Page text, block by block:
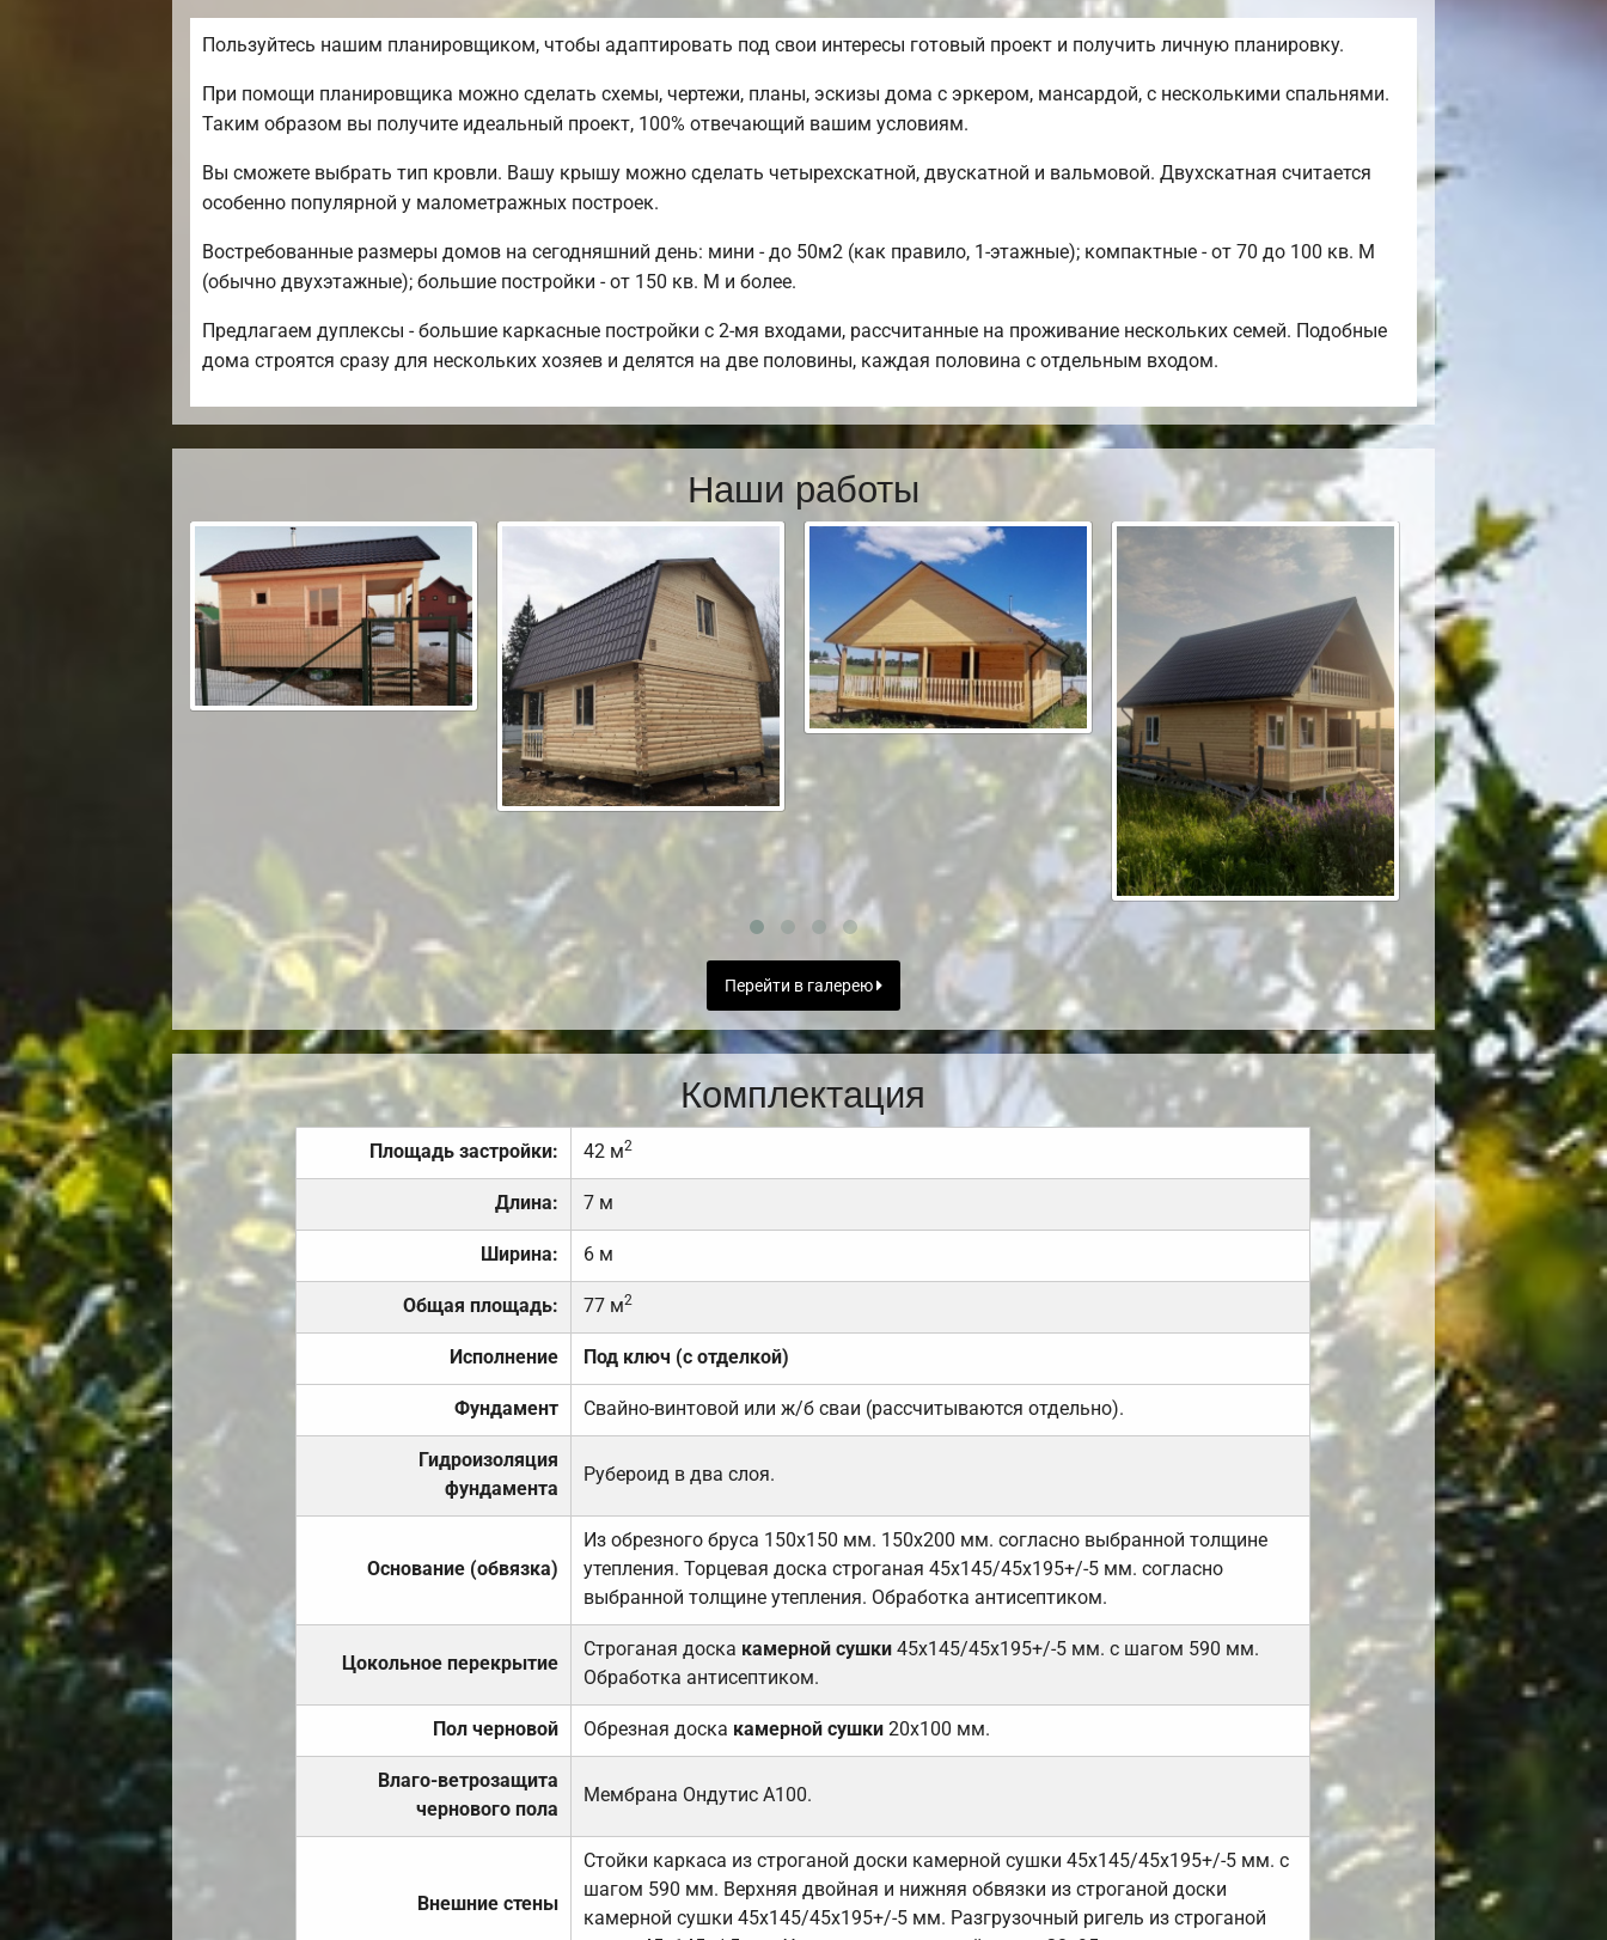
Пользуйтесь нашим планировщиком, чтобы адаптировать под свои интересы готовый проект и получить личную планировку.
При помощи планировщика можно сделать схемы, чертежи, планы, эскизы дома с эркером, мансардой, с несколькими спальнями.
Таким образом вы получите идеальный проект, 100% отвечающий вашим условиям.
Вы сможете выбрать тип кровли. Вашу крышу можно сделать четырехскатной, двускатной и вальмовой. Двухскатная считается
особенно популярной у малометражных построек.
Востребованные размеры домов на сегодняшний день: мини - до 50м2 (как правило, 1-этажные); компактные - от 70 до 100 кв. М
(обычно двухэтажные); большие постройки - от 150 кв. М и более.
Предлагаем дуплексы - большие каркасные постройки с 2-мя входами, рассчитанные на проживание нескольких семей. Подобные
дома строятся сразу для нескольких хозяев и делятся на две половины, каждая половина с отдельным входом.
Наши работы
Перейти в галерею
Комплектация
Площадь застройки: 42 м2
Длина: 7 м
Ширина: 6 м
Общая площадь: 77 м2
Исполнение Под ключ (с отделкой)
Фундамент Свайно-винтовой или ж/б сваи (рассчитываются отдельно).
Гидроизоляция
фундамента
Рубероид в два слоя.
Основание (обвязка)
Из обрезного бруса 150х150 мм. 150х200 мм. согласно выбранной толщине
утепления. Торцевая доска строганая 45х145/45х195+/-5 мм. согласно
выбранной толщине утепления. Обработка антисептиком.
Цокольное перекрытие
Строганая доска камерной сушки 45х145/45х195+/-5 мм. с шагом 590 мм.
Обработка антисептиком.
Пол черновой Обрезная доска камерной сушки20х100 мм.
Влаго-ветрозащита
чернового пола
Мембрана Ондутис А100.
Внешние стены
Стойки каркаса из строганой доски камерной сушки 45х145/45х195+/-5 мм. с
шагом 590 мм. Верхняя двойная и нижняя обвязки из строганой доски
камерной сушки 45х145/45х195+/-5 мм. Разгрузочный ригель из строганой